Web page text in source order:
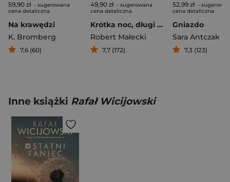
59,90 zł - sugerowana
cena detaliczna
Na krawędzi
K. Bromberg
7,6 (60)
49,90 zł - sugerowana
cena detaliczna
Krótka noc, długi krzyk
Robert Małecki
7,7 (172)
52,99 zł -
cena detaliczna
Gniazdo
Sara Antczak
7,3 (123)
Inne książki Rafał Wicijowski